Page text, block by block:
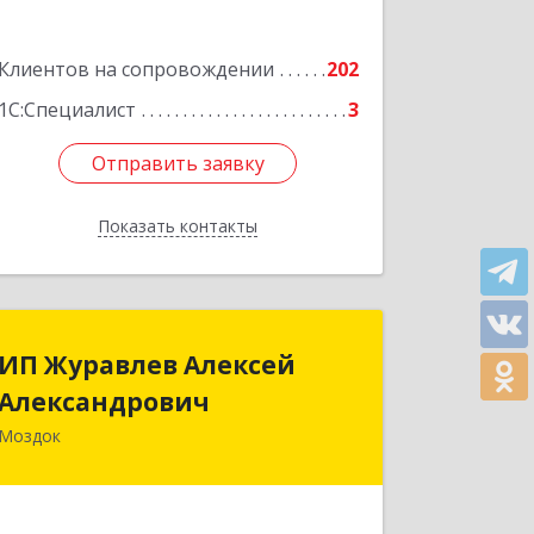
Клиентов на сопровождении
202
1С:Специалист
3
Отправить заявку
Показать контакты
Отправить заявку
Назад
ИП Журавлев Алексей
Моздок
ИП Журавлев Алексей
Александрович
363750, Северная Осетия - Алания